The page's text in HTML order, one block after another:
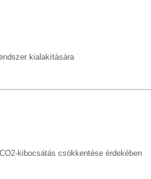
kialakítására
kibocsátás csökkentése érdekében